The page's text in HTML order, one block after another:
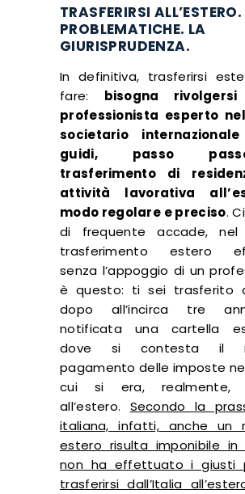
TRASFERIRSI ALL’ESTERO.
PROBLEMATICHE. LA
GIURISPRUDENZA.
In definitiva, trasferirsi
fare: bisogna
professionista esperto
societario
guidi, passo
trasferimento di
attività lavorativa
modo regolare e preciso.
di frequente accade,
trasferimento estero
senza l’appoggio di un
è questo: ti sei trasferito
dopo all’incirca tre
notificata una cartella
dove si contesta il
pagamento delle imposte
cui si era, realmente,
all’estero. Secondo la
italiana, infatti, anche un
estero risulta imponibile in
non ha effettuato i giusti
trasferirsi dall’Italia